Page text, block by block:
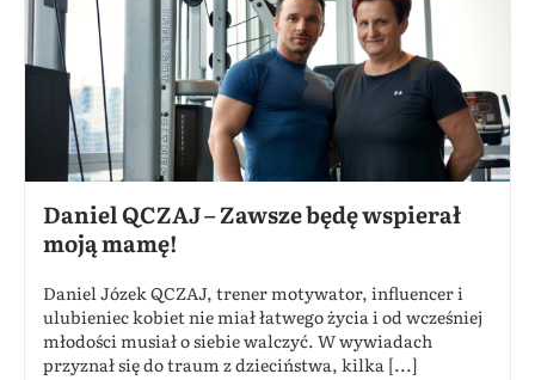
Daniel QCZAJ – Zawsze będę wspierał
moją mamę!
Daniel Józek QCZAJ, trener motywator, influencer i
ulubieniec kobiet nie miał łatwego życia i od wcześniej
młodości musiał o siebie walczyć. W wywiadach
przyznał się do traum z dzieciństwa, kilka [...]